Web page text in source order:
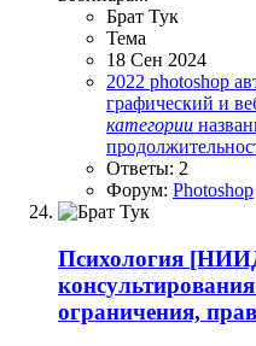
Брат Тук
Тема
18 Сен 2024
2022 photoshop
графический и
категории
Ответы: 2
Форум: Photoshop
Психология
ограничения,